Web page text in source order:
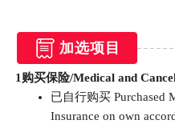
加选项目
1购买保险/Medical and
已自行购买 Purchased
Insurance on own